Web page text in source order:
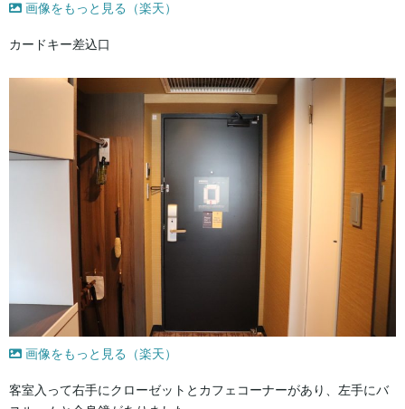
画像をもっと見る（楽天）
カードキー差込口
画像をもっと見る（楽天）
客室入って右手にクローゼットとカフェコーナーがあり、左手にバ